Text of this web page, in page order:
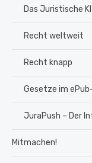
Das Juristische
Recht weltweit
Recht knapp
Gesetze im
JuraPush – Der
Mitmachen!